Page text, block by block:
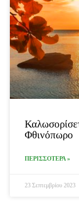
Φθινόπωρο
ΠΕΡΙΣΣΟΤΕΡΑ »
23 Σεπτεμβρίου 2023